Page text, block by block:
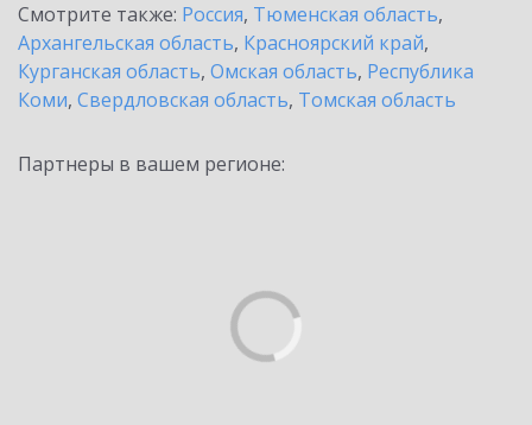
Смотрите также: Россия, Тюменская область,
Архангельская область, Красноярский край,
Курганская область, Омская область, Республика
Коми, Свердловская область, Томская область
Партнеры в вашем регионе: